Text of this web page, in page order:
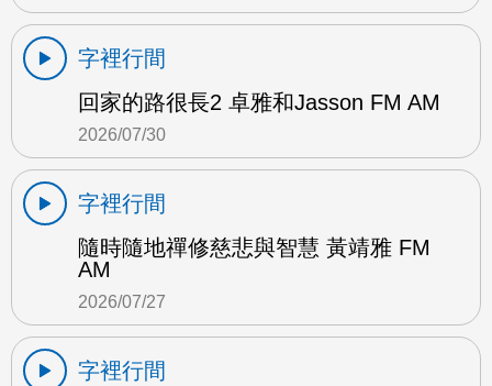
字裡行間
回家的路很長2 卓雅和Jasson FM AM
2026/07/30
字裡行間
隨時隨地禪修慈悲與智慧 黃靖雅 FM
AM
2026/07/27
字裡行間